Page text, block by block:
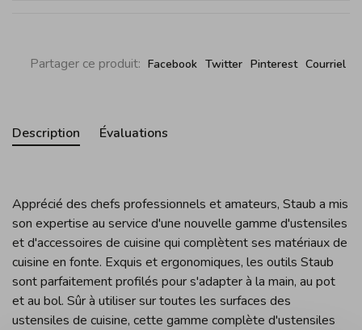
Partager ce produit: Facebook Twitter Pinterest Courriel
Description Évaluations
Apprécié des chefs professionnels et amateurs, Staub a mis
son expertise au service d'une nouvelle gamme d'ustensiles
et d'accessoires de cuisine qui complètent ses matériaux de
cuisine en fonte. Exquis et ergonomiques, les outils Staub
sont parfaitement profilés pour s'adapter à la main, au pot
et au bol. Sûr à utiliser sur toutes les surfaces des
ustensiles de cuisine, cette gamme complète d'ustensiles